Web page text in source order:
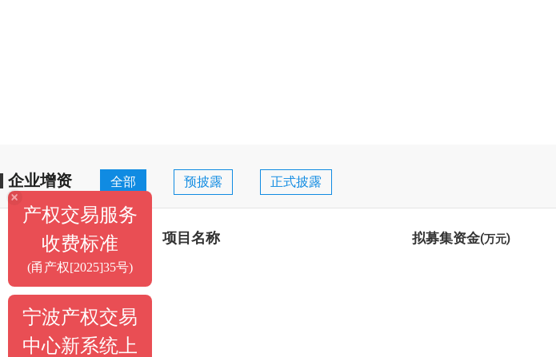
企业增资 全部 预披露 正式披露
项目编号 项目名称 拟募集资金(万元)
×
产权交易服务
收费标准
(甬产权[2025]35号)
宁波产权交易
中心新系统上